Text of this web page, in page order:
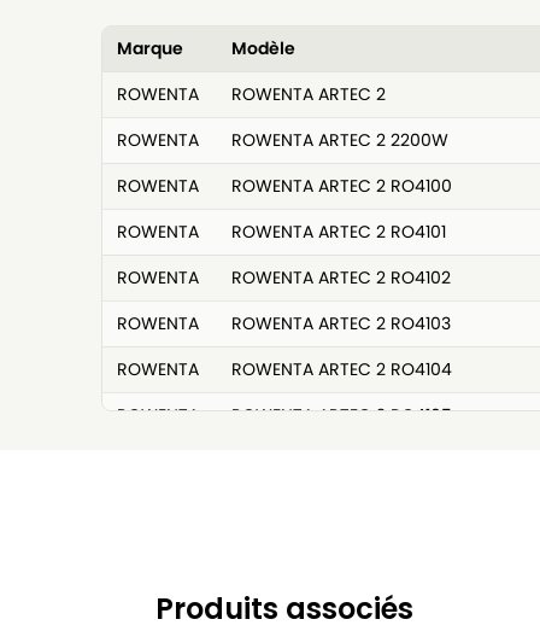
Marque
Modèle
ROWENTA
ROWENTA ARTEC 2
ROWENTA
ROWENTA ARTEC 2 2200W
ROWENTA
ROWENTA ARTEC 2 RO4100
ROWENTA
ROWENTA ARTEC 2 RO4101
ROWENTA
ROWENTA ARTEC 2 RO4102
ROWENTA
ROWENTA ARTEC 2 RO4103
ROWENTA
ROWENTA ARTEC 2 RO4104
ROWENTA
ROWENTA ARTEC 2 RO4105
ROWENTA
ROWENTA ARTEC 2 RO4109
Produits associés